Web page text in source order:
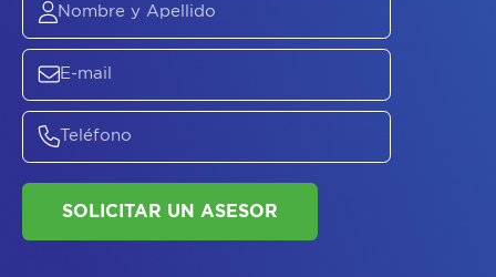
ASESORATE SOBRE
SALUD